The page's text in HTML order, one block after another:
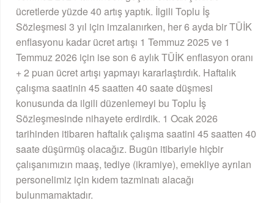
ücretlerde yüzde 40 artış yaptık. İlgili Toplu İş
Sözleşmesi 3 yıl için imzalanırken, her 6 ayda bir TÜİK
enflasyonu kadar ücret artışı 1 Temmuz 2025 ve 1
Temmuz 2026 için ise son 6 aylık TÜİK enflasyon oranı
+ 2 puan ücret artışı yapmayı kararlaştırdık. Haftalık
çalışma saatinin 45 saatten 40 saate düşmesi
konusunda da ilgili düzenlemeyi bu Toplu İş
Sözleşmesinde nihayete erdirdik. 1 Ocak 2026
tarihinden itibaren haftalık çalışma saatini 45 saatten 40
saate düşürmüş olacağız. Bugün itibariyle hiçbir
çalışanımızın maaş, tediye (ikramiye), emekliye ayrılan
personelimiz için kıdem tazminatı alacağı
bulunmamaktadır.